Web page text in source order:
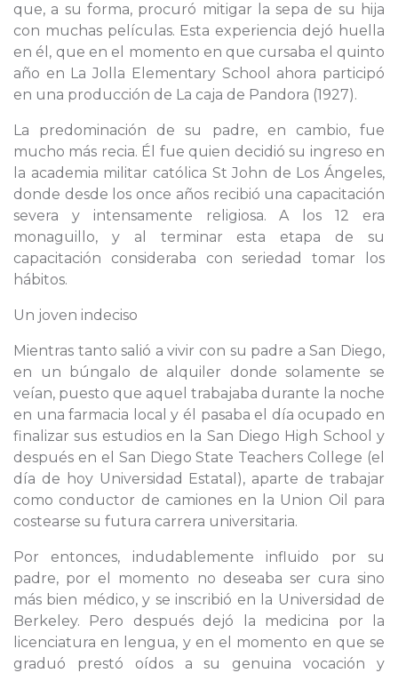
que, a su forma, procuró mitigar la sepa de su hija
con muchas películas. Esta experiencia dejó huella
en él, que en el momento en que cursaba el quinto
año en La Jolla Elementary School ahora participó
en una producción de La caja de Pandora (1927).
La predominación de su padre, en cambio, fue
mucho más recia. Él fue quien decidió su ingreso en
la academia militar católica St John de Los Ángeles,
donde desde los once años recibió una capacitación
severa y intensamente religiosa. A los 12 era
monaguillo, y al terminar esta etapa de su
capacitación consideraba con seriedad tomar los
hábitos.
Un joven indeciso
Mientras tanto salió a vivir con su padre a San Diego,
en un búngalo de alquiler donde solamente se
veían, puesto que aquel trabajaba durante la noche
en una farmacia local y él pasaba el día ocupado en
finalizar sus estudios en la San Diego High School y
después en el San Diego State Teachers College (el
día de hoy Universidad Estatal), aparte de trabajar
como conductor de camiones en la Union Oil para
costearse su futura carrera universitaria.
Por entonces, indudablemente influido por su
padre, por el momento no deseaba ser cura sino
más bien médico, y se inscribió en la Universidad de
Berkeley. Pero después dejó la medicina por la
licenciatura en lengua, y en el momento en que se
graduó prestó oídos a su genuina vocación y